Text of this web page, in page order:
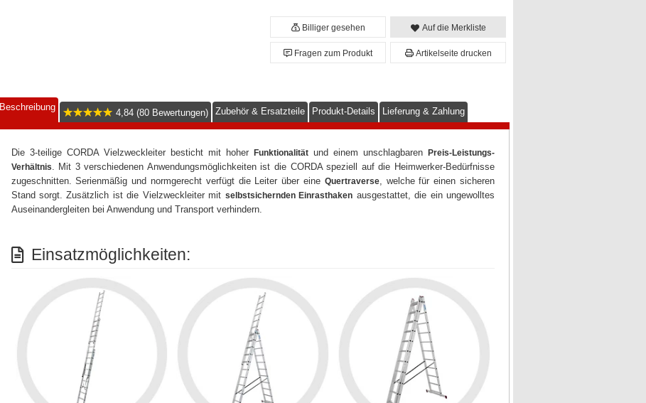
Billiger gesehen Auf die Merkliste
Fragen zum Produkt Artikelseite drucken
Beschreibung
4,84 (80 Bewertungen) Zubehör & Ersatzteile Produkt-Details Lieferung & Zahlung
Die 3-teilige CORDA Vielzweckleiter besticht mit hoher Funktionalitätund einem unschlagbarenPreis-Leistungs-
Verhältnis . Mit 3 verschiedenen Anwendungsmöglichkeiten ist die CORDA speziell auf die Heimwerker-Bedürfnisse
zugeschnitten. Serienmäßig und normgerecht verfügt die Leiter über eine Quertraverse, welche für einen sicheren
Stand sorgt. Zusätzlich ist die Vielzweckleiter mit selbstsichernden Einrasthaken ausgestattet, die ein ungewolltes
Auseinandergleiten bei Anwendung und Transport verhindern.
Einsatzmöglichkeiten: